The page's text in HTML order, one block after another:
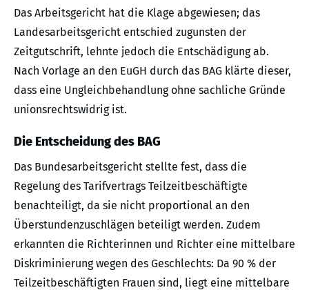
Das Arbeitsgericht hat die Klage abgewiesen; das
Landesarbeitsgericht entschied zugunsten der
Zeitgutschrift, lehnte jedoch die Entschädigung ab.
Nach Vorlage an den EuGH durch das BAG klärte dieser,
dass eine Ungleichbehandlung ohne sachliche Gründe
unionsrechtswidrig ist.
Die Entscheidung des BAG
Das Bundesarbeitsgericht stellte fest, dass die
Regelung des Tarifvertrags Teilzeitbeschäftigte
benachteiligt, da sie nicht proportional an den
Überstundenzuschlägen beteiligt werden. Zudem
erkannten die Richterinnen und Richter eine mittelbare
Diskriminierung wegen des Geschlechts: Da 90 % der
Teilzeitbeschäftigten Frauen sind, liegt eine mittelbare